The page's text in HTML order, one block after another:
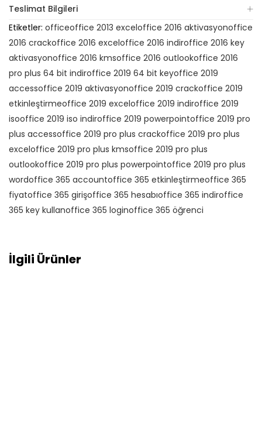
Teslimat Bilgileri
Etiketler: officeoffice 2013 exceloffice 2016 aktivasyonoffice
2016 crackoffice 2016 exceloffice 2016 indiroffice 2016 key
aktivasyonoffice 2016 kmsoffice 2016 outlookoffice 2016
pro plus 64 bit indiroffice 2019 64 bit keyoffice 2019
accessoffice 2019 aktivasyonoffice 2019 crackoffice 2019
etkinleştirmeoffice 2019 exceloffice 2019 indiroffice 2019
isooffice 2019 iso indiroffice 2019 powerpointoffice 2019 pro
plus accessoffice 2019 pro plus crackoffice 2019 pro plus
exceloffice 2019 pro plus kmsoffice 2019 pro plus
outlookoffice 2019 pro plus powerpointoffice 2019 pro plus
wordoffice 365 accountoffice 365 etkinleştirmeoffice 365
fiyatoffice 365 girişoffice 365 hesabıoffice 365 indiroffice
365 key kullanoffice 365 loginoffice 365 öğrenci
İlgili Ürünler